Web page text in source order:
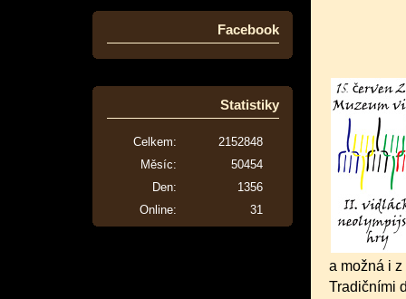
Facebook
Statistiky
Online: 31
Celkem:
2152848
Měsíc:
50454
Den:
1356
a možná i
Tradičními